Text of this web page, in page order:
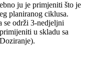
ju je primjeniti što je
planiranog ciklusa.
se održi 3-nedjeljni
u skladu sa